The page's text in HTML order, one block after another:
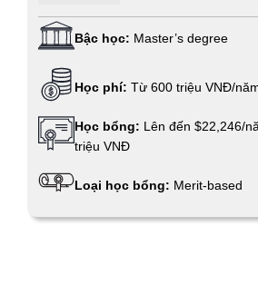
Bậc học: Master’s degree
Học phí: Từ 600 triệu VNĐ/
Học bổng: Lên đến $22,246/
triệu VNĐ
Loại học bổng: Merit-based